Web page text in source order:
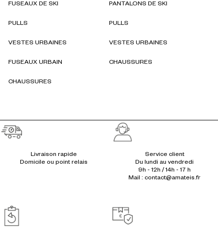
FUSEAUX DE SKI
PULLS
VESTES URBAINES
FUSEAUX URBAIN
CHAUSSURES
PANTALONS DE SKI
PULLS
VESTES URBAINES
CHAUSSURES
Réassurances
Livraison rapide
Service client
Du lundi au vendredi
9h - 12h / 14h - 17 h
Mail : contact@amateis.fr